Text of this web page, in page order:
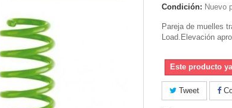
Condición: Nuevo
Pareja de muelles
Load.Elevación
Este producto
Tweet